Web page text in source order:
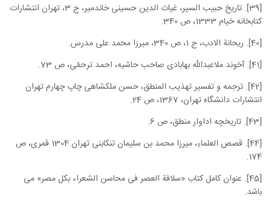
[39]. تاریخ حبیب السیر، غیاث الدین حسینی خاندمیر، ج 3، تهران انتشارات
کتابخانه خیام 1333، ص 340.
[40]. ریحانة الادب، ج 1، ص 340، میرزا محمد علی مدرس.
[41]. آخوند ملاعبدالله بهابادی صاحب حاشیه، احمد ترحمّی، ص 73.
[42]. ترجمه و تفسیر تهذیب المنطق، حسن ملکشاهی چاپ چهارم تهران
انتشارات دانشگاه تهران، 1367، ص 24.
[43]. تاریخچه اداوار منطق، ص 6.
[44]. قصص العلماءِ، میرزا محمد بن سلیمان تنکابنی تهران 1304 قمری، ص
174.
[45]. عنوان کامل کتاب «سلافة العصر فی محاسن الشعراء بکل مصر» می
باشد.